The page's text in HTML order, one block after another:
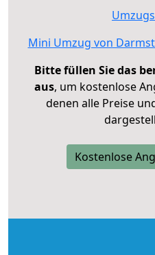
Mini Umzug von
Bitte füllen Sie das
aus, um kostenlose
denen alle Preise
Kostenlose